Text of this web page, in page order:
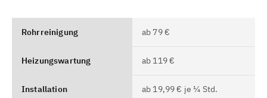
Rohrreinigung ab 79 €
Heizungswartung ab 119 €
Installation ab 19,99 € je ¼ Std.